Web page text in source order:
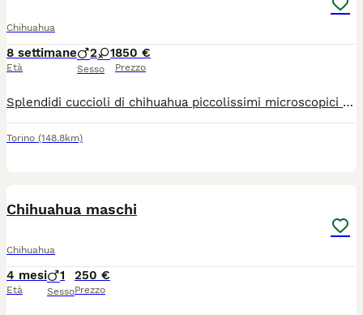
Chihuahua
8 settimane
Età
2 1
Sesso
850 €
Prezzo
Splendidi cuccioli di chihuahua piccolissimi microscopici rimarranno molto piccoli colorazioni particolari sembrano dipinti con un pennello rimarranno intorno al 1,2 kg genitori visibili entrambi di mia proprietà, stop cortissimo testa a mela linea messicana, il vero chihuahua, coccoloni cresciuti in casa abituati a sporcare sulla traversina, saranno pronti per essere accolti in una nuova famiglia con ciclo sverminazioni, vaccino, microchip, passaggio di proprietà libretto sanitario, visita veterinaria contatto telefonico 3791459776 grazie
Torino (148.8km)
Chihuahua maschi
Chihuahua
4 mesi
Età
1
Sesso
250 €
Prezzo